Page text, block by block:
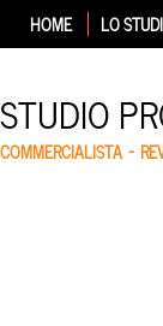
HOME LO
STUDIO
COMMERCIALISTA –